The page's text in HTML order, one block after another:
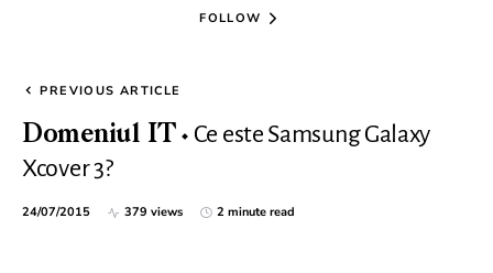
FOLLOW
PREVIOUS ARTICLE
Domeniul IT
Ce este Samsung Galaxy
Xcover 3?
24/07/2015 379 views 2 minute read